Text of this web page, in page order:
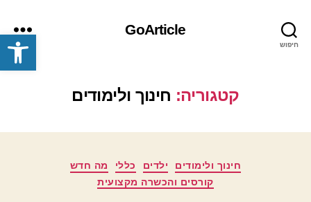
פתח סרגל נגישות חיפוש
GoArticle
תפריט
קטגוריה: חינוך ולימודים
קטגוריות חינוך ולימודים ילדים כללי
מה חדש
קורסים והכשרה מקצועית